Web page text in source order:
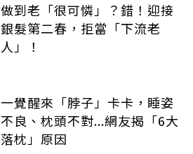
做到老「很可憐」？錯！迎接
銀髮第二春，拒當「下流老
人」！
一覺醒來「脖子」卡卡，睡姿
不良、枕頭不對...網友揭「6大
落枕」原因